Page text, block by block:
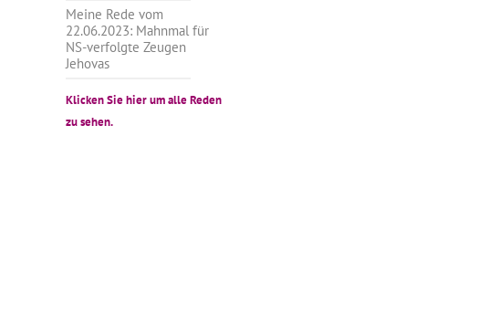
Meine Rede vom
22.06.2023: Mahnmal für
NS-verfolgte Zeugen
Jehovas
Klicken Sie hier um alle Reden
zu sehen.